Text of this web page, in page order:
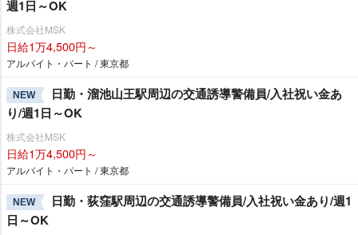
週1日～OK
株式会社MSK
日給1万4,500円～
アルバイト・パート / 東京都
NEW
日勤・溜池山王駅周辺の交通誘導警備員/入社祝い金あ
り/週1日～OK
株式会社MSK
日給1万4,500円～
アルバイト・パート / 東京都
NEW
日勤・荻窪駅周辺の交通誘導警備員/入社祝い金あり/週1
日～OK